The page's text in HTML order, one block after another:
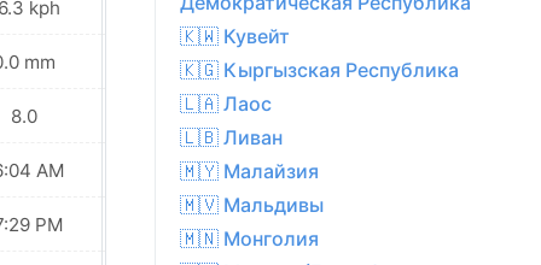
kph
mm
8.0
AM
PM
30.6 kph
0.0 mm
8.0
06:05 AM
07:28 PM
🇰🇼 Кувейт
🇰🇬 Кыргызская Республика
🇱🇦 Лаос
🇱🇧 Ливан
🇲🇾 Малайзия
🇲🇻 Мальдивы
🇲🇳 Монголия